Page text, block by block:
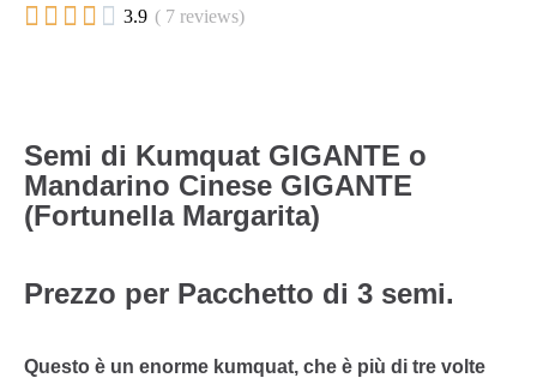
     3.9 ( 7 reviews)
Semi di Kumquat GIGANTE o
Mandarino Cinese GIGANTE
(Fortunella Margarita)
Prezzo per Pacchetto di 3 semi.
Questo è un enorme kumquat, che è più di tre volte